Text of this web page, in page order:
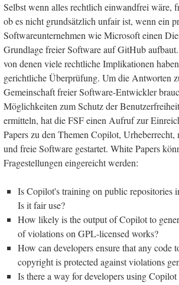
Selbst wenn alles rechtlich einwandfrei wäre,
ob es nicht grundsätzlich unfair ist, wenn ein
Softwareunternehmen wie Microsoft einen
Grundlage freier Software auf GitHub
von denen viele rechtliche Implikationen
gerichtliche Überprüfung. Um die Antworten
Gemeinschaft freier Software-Entwickler
Möglichkeiten zum Schutz der
ermitteln, hat die FSF einen Aufruf zur
Papers zu den Themen Copilot, Urheberrecht,
und freie Software gestartet. White Papers
Fragestellungen eingereicht werden:
Is Copilot's training on public repositories
Is it fair use?
How likely is the output of Copilot to
of violations on GPL-licensed works?
How can developers ensure that any code
copyright is protected against violations
Is there a way for developers using